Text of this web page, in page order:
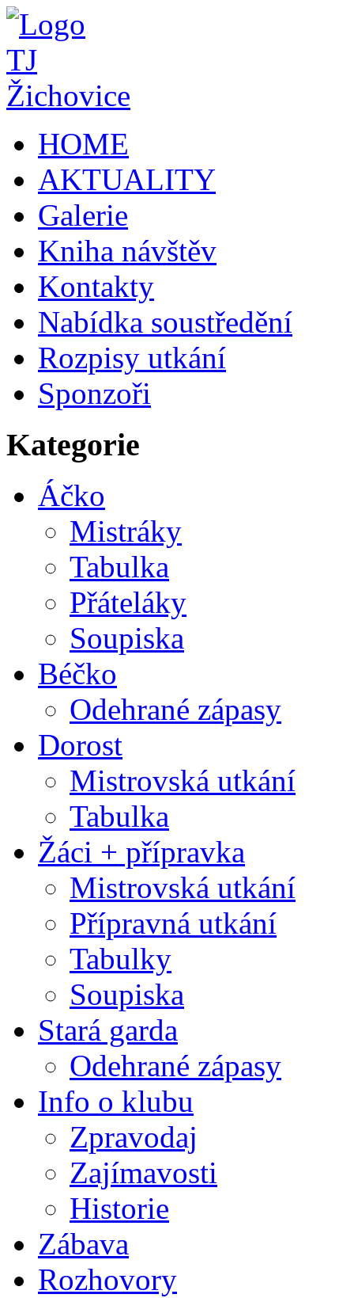
HOME
AKTUALITY
Galerie
Kniha návštěv
Kontakty
Nabídka soustředění
Rozpisy utkání
Sponzoři
Kategorie
Áčko
Mistráky
Tabulka
Přáteláky
Soupiska
Béčko
Odehrané zápasy
Dorost
Mistrovská utkání
Tabulka
Žáci + přípravka
Mistrovská utkání
Přípravná utkání
Tabulky
Soupiska
Stará garda
Odehrané zápasy
Info o klubu
Zpravodaj
Zajímavosti
Historie
Zábava
Rozhovory